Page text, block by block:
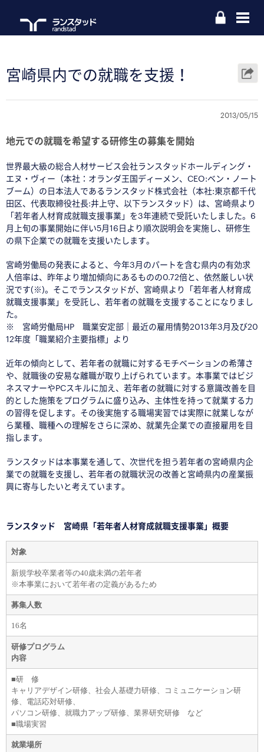
宮崎県内での就職を支援！
2013/05/15
地元での就職を希望する研修生の募集を開始
世界最大級の総合人材サービス会社ランスタッドホールディング・
エヌ・ヴィー（本社：オランダ王国ディーメン、CEO:ベン・ノート
ブーム）の日本法人であるランスタッド株式会社（本社:東京都千代
田区、代表取締役社長:井上守、以下ランスタッド）は、宮崎県より
「若年者人材育成就職支援事業」を3年連続で受託いたしました。6
月上旬の事業開始に伴い5月16日より順次説明会を実施し、研修生
の県下企業での就職を支援いたします。
宮崎労働局の発表によると、今年3月のパートを含む県内の有効求
人倍率は、昨年より増加傾向にあるものの0.72倍と、依然厳しい状
況です(※)。そこでランスタッドが、宮崎県より「若年者人材育成
就職支援事業」を受託し、若年者の就職を支援することになりまし
た。
※ 宮崎労働局HP 職業安定部｜最近の雇用情勢2013年3月及び20
12年度「職業紹介主要指標」より
近年の傾向として、若年者の就職に対するモチベーションの希薄さ
や、就職後の安易な離職が取り上げられています。本事業ではビジ
ネスマナーやPCスキルに加え、若年者の就職に対する意識改善を目
的とした施策をプログラムに盛り込み、主体性を持って就業する力
の習得を促します。その後実施する職場実習では実際に就業しなが
ら業種、職種への理解をさらに深め、就業先企業での直接雇用を目
指します。
ランスタッドは本事業を通して、次世代を担う若年者の宮崎県内企
業での就職を支援し、若年者の就職状況の改善と宮崎県内の産業振
興に寄与したいと考えています。
ランスタッド 宮崎県「若年者人材育成就職支援事業」概要
対象
新規学校卒業者等の40歳未満の若年者
※本事業において若年者の定義があるため
募集人数
16名
研修プログラム
内容
■研 修
キャリアデザイン研修、社会人基礎力研修、コミュニケーション研
修、電話応対研修、
パソコン研修、就職力アップ研修、業界研究研修 など
■職場実習
就業場所